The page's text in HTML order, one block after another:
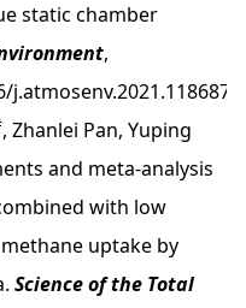
static chamber
,
, Zhanlei Pan, Yuping
and meta-analysis
with low
uptake by
Science of the Total